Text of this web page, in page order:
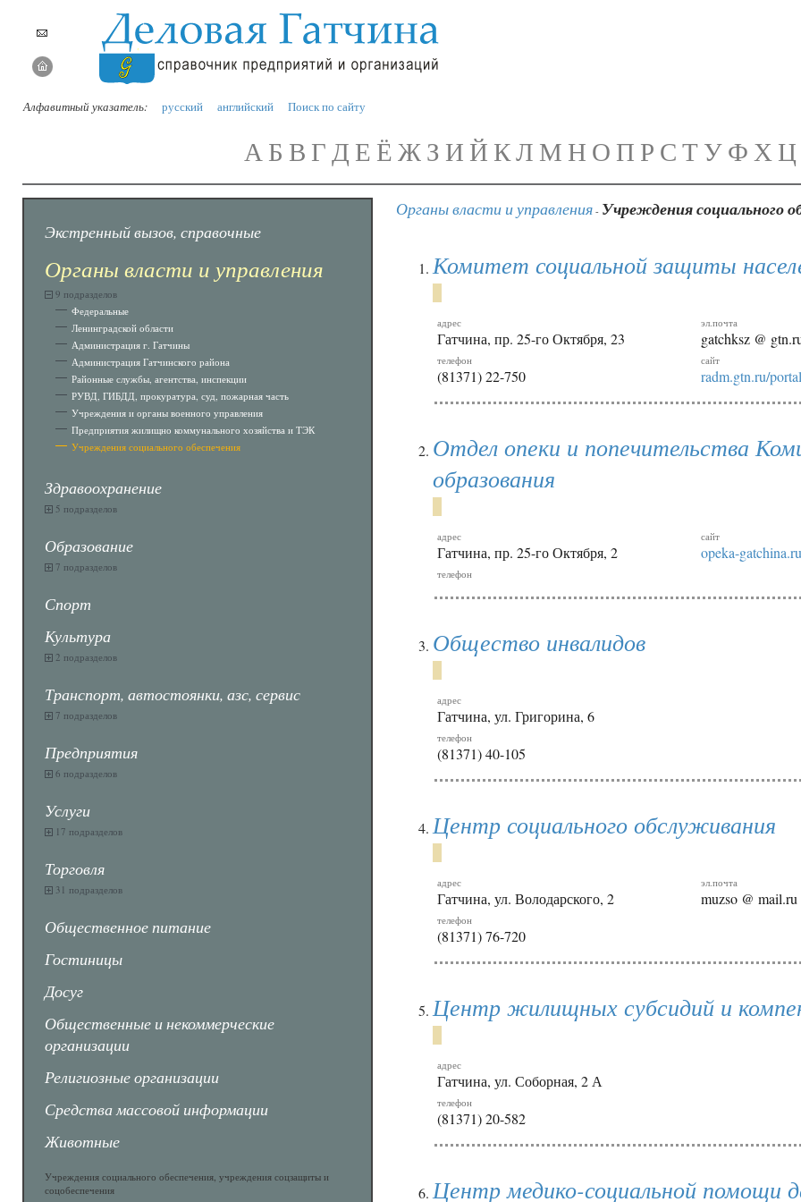
Алфавитный указатель: русский английский Поиск по сайту
АБ В ГД Е ЁЖЗ И Й КЛ М Н О П Р СТУФХЦ
Экстренный вызов, справочные
Органы власти и управления
9 подразделов
Федеральные
Ленинградской области
Администрация г. Гатчины
Администрация Гатчинского района
Районные службы, агентства, инспекции
РУВД, ГИБДД, прокуратура, суд, пожарная часть
Учреждения и органы военного управления
Предприятия жилищно коммунального хозяйства и ТЭК
Учреждения социального обеспечения
Здравоохранение
5 подразделов
Образование
7 подразделов
Спорт
Культура
2 подразделов
Транспорт, автостоянки, азс, сервис
7 подразделов
Предприятия
6 подразделов
Услуги
17 подразделов
Торговля
31 подразделов
Общественное питание
Гостиницы
Досуг
Общественные и некоммерческие
организации
Религиозные организации
Средства массовой информации
Животные
Учреждения социального обеспечения, учреждения соцзащиты и
соцобеспечения
Органы власти и управления - Учреждения социального
Комитет социальной защиты
адрес
Гатчина, пр. 25-го Октября, 23
телефон
(81371) 22-750
эл.почта
gatchksz @
сайт
radm.gtn.ru/
Отдел опеки и попечительства
образования
адрес
Гатчина, пр. 25-го Октября, 2
телефон
сайт
opeka-gatchina.ru
Общество инвалидов
адрес
Гатчина, ул. Григорина, 6
телефон
(81371) 40-105
Центр социального обслуживания
адрес
Гатчина, ул. Володарского, 2
телефон
(81371) 76-720
эл.почта
muzso @ mail.ru
Центр жилищных субсидий и
адрес
Гатчина, ул. Соборная, 2 А
телефон
(81371) 20-582
Центр медико-социальной помощи